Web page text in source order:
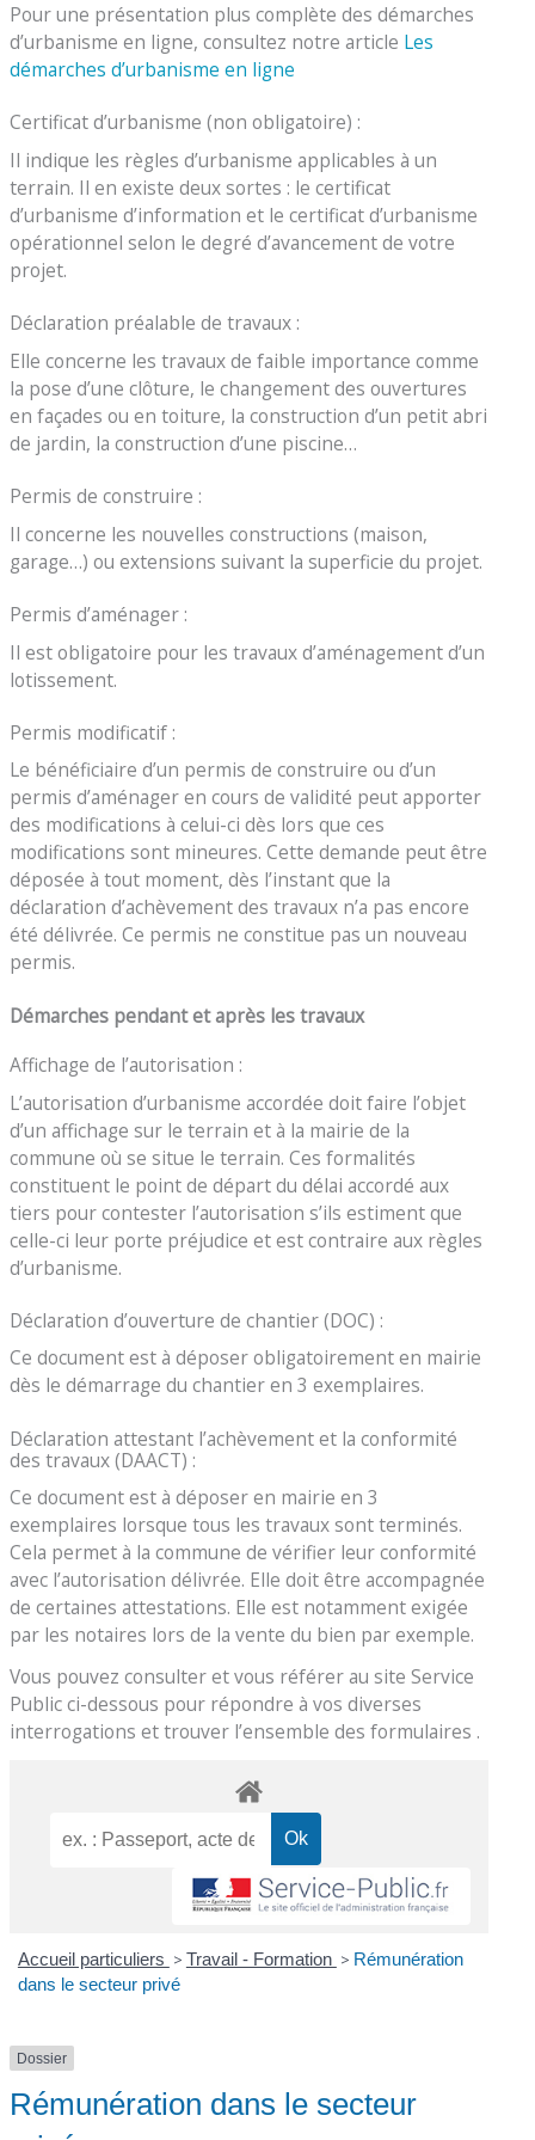
Pour une présentation plus complète des démarches
d’urbanisme en ligne, consultez notre article Les
démarches d’urbanisme en ligne
Certificat d’urbanisme (non obligatoire) :
Il indique les règles d’urbanisme applicables à un
terrain. Il en existe deux sortes : le certificat
d’urbanisme d’information et le certificat d’urbanisme
opérationnel selon le degré d’avancement de votre
projet.
Déclaration préalable de travaux :
Elle concerne les travaux de faible importance comme
la pose d’une clôture, le changement des ouvertures
en façades ou en toiture, la construction d’un petit abri
de jardin, la construction d’une piscine…
Permis de construire :
Il concerne les nouvelles constructions (maison,
garage…) ou extensions suivant la superficie du projet.
Permis d’aménager :
Il est obligatoire pour les travaux d’aménagement d’un
lotissement.
Permis modificatif :
Le bénéficiaire d’un permis de construire ou d’un
permis d’aménager en cours de validité peut apporter
des modifications à celui-ci dès lors que ces
modifications sont mineures. Cette demande peut être
déposée à tout moment, dès l’instant que la
déclaration d’achèvement des travaux n’a pas encore
été délivrée. Ce permis ne constitue pas un nouveau
permis.
Démarches pendant et après les travaux
Affichage de l’autorisation :
L’autorisation d’urbanisme accordée doit faire l’objet
d’un affichage sur le terrain et à la mairie de la
commune où se situe le terrain. Ces formalités
constituent le point de départ du délai accordé aux
tiers pour contester l’autorisation s’ils estiment que
celle-ci leur porte préjudice et est contraire aux règles
d’urbanisme.
Déclaration d’ouverture de chantier (DOC) :
Ce document est à déposer obligatoirement en mairie
dès le démarrage du chantier en 3 exemplaires.
Déclaration attestant l’achèvement et la conformité
des travaux (DAACT) :
Ce document est à déposer en mairie en 3
exemplaires lorsque tous les travaux sont terminés.
Cela permet à la commune de vérifier leur conformité
avec l’autorisation délivrée. Elle doit être accompagnée
de certaines attestations. Elle est notamment exigée
par les notaires lors de la vente du bien par exemple.
Vous pouvez consulter et vous référer au site Service
Public ci-dessous pour répondre à vos diverses
interrogations et trouver l’ensemble des formulaires .
Accueil particuliers > Travail - Formation > Rémunération
dans le secteur privé
Dossier
Rémunération dans le secteur